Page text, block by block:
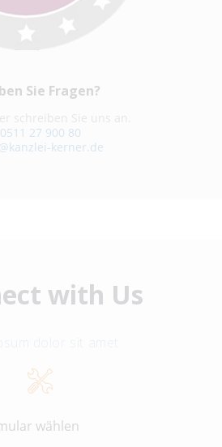
Sie Fragen?
0511 27 900 80
kerner.de
with Us
wählen